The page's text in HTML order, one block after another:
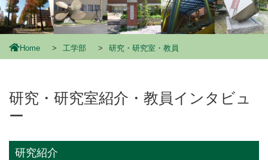
Home 工学部 研究・研究室・教員
研究・研究室紹介・教員インタビュ
ー
研究紹介